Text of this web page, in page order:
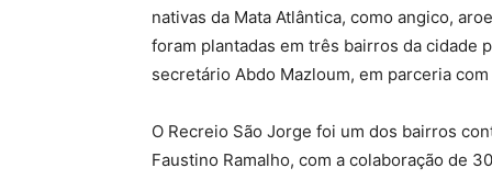
nativas da Mata Atlântica, como angico,
foram plantadas em três bairros da cidade
secretário Abdo Mazloum, em parceria
O Recreio São Jorge foi um dos bairros
Faustino Ramalho, com a colaboração de